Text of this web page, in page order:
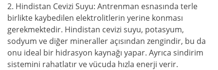
2. Hindistan Cevizi Suyu: Antrenman esnasında terle
birlikte kaybedilen elektrolitlerin yerine konması
gerekmektedir. Hindistan cevizi suyu, potasyum,
sodyum ve diğer mineraller açısından zengindir, bu da
onu ideal bir hidrasyon kaynağı yapar. Ayrıca sindirim
sistemini rahatlatır ve vücuda hızla enerji verir.